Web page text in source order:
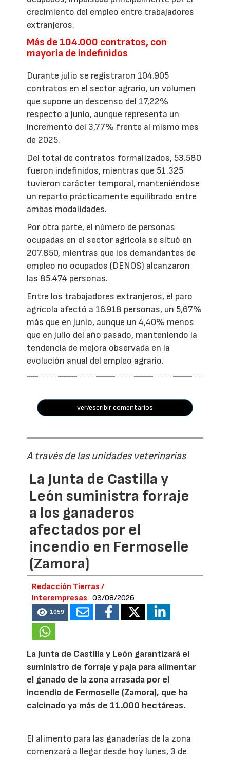
crecimiento del empleo entre trabajadores
extranjeros.
Más de 104.000 contratos, con
mayoría de indefinidos
Durante julio se registraron 104.905
contratos en el sector agrario, un volumen
que supone un descenso del 17,22%
respecto a junio, aunque representa un
incremento del 3,77% frente al mismo mes
de 2025.
Del total de contratos formalizados, 53.580
fueron indefinidos, mientras que 51.325
tuvieron carácter temporal, manteniéndose
un reparto prácticamente equilibrado entre
ambas modalidades.
Por otra parte, el número de personas
ocupadas en el sector agrícola se situó en
207.850, mientras que los demandantes de
empleo no ocupados (DENOS) alcanzaron
las 85.474 personas.
Entre los trabajadores extranjeros, el paro
agrícola afectó a 16.918 personas, un 5,67%
más que en junio, aunque un 4,40% menos
que en julio del año pasado, manteniendo la
tendencia de mejora observada en la
evolución anual del empleo agrario.
ver/escribir comentarios
A través de las unidades veterinarias
La Junta de Castilla y
León suministra forraje
a los ganaderos
afectados por el
incendio en Fermoselle
(Zamora)
Redacción Tierras /
Interempresas
03/08/2026
1059
La Junta de Castilla y León garantizará el
suministro de forraje y paja para alimentar
el ganado de la zona arrasada por el
incendio de Fermoselle (Zamora), que ha
calcinado ya más de 11.000 hectáreas.
El alimento para las ganaderías de la zona
comenzará a llegar desde hoy lunes, 3 de